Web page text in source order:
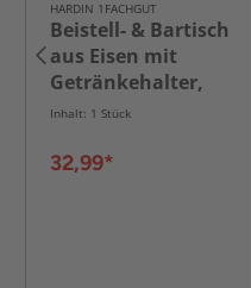
HARDIN 1FACHGUT
Beistell- & Bartisch
aus Eisen mit
Getränkehalter,
ca. 40 x 75 cm -
Inhalt: 1 Stück
32,99*